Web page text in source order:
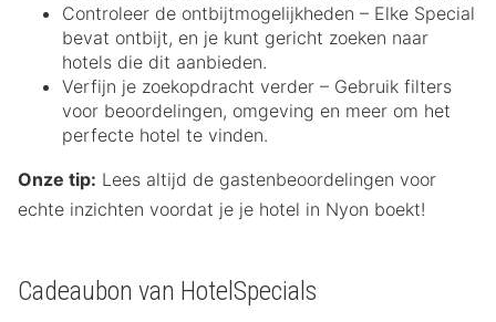
Controleer de ontbijtmogelijkheden – Elke Special
bevat ontbijt, en je kunt gericht zoeken naar
hotels die dit aanbieden.
Verfijn je zoekopdracht verder – Gebruik filters
voor beoordelingen, omgeving en meer om het
perfecte hotel te vinden.
Onze tip: Lees altijd de gastenbeoordelingen voor
echte inzichten voordat je je hotel in Nyon boekt!
Cadeaubon van HotelSpecials